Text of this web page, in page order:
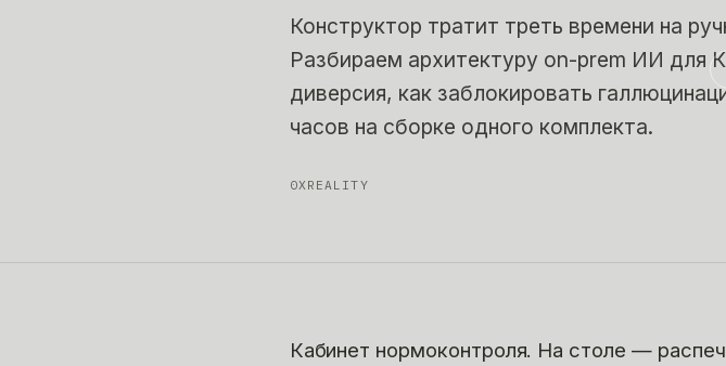
Конструктор тратит треть времени на
Разбираем архитектуру on-prem ИИ для
диверсия, как заблокировать
часов на сборке одного комплекта.
0XREALITY
Кабинет нормоконтроля. На столе —